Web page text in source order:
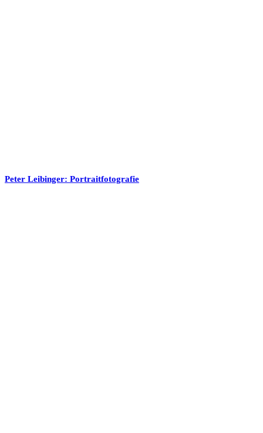
Peter Leibinger: Portraitfotografie